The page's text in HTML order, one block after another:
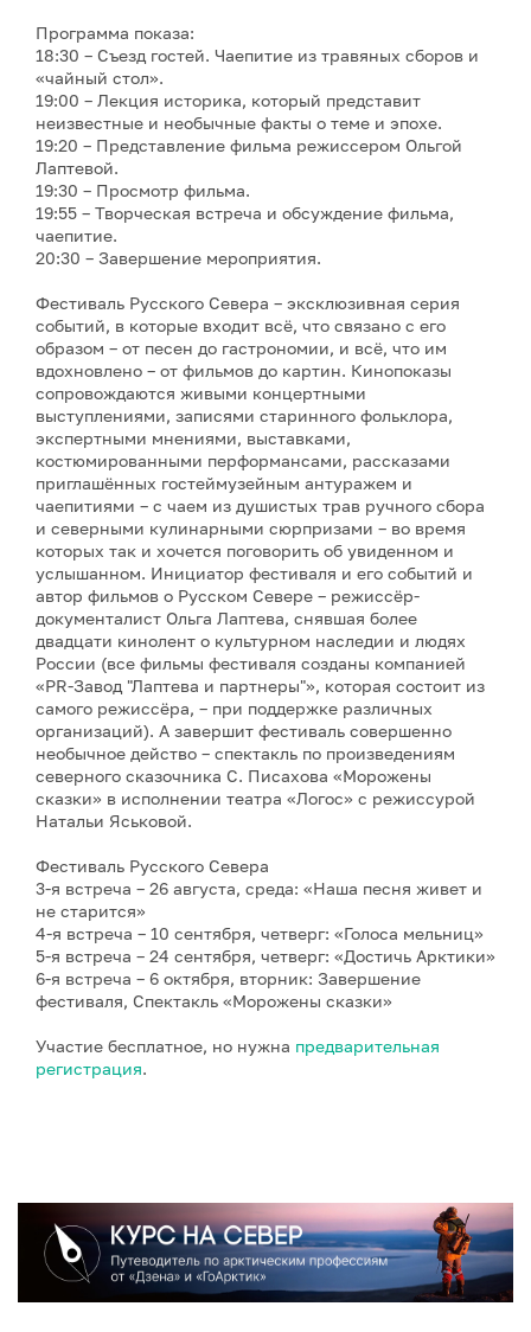
Программа показа:
18:30 – Съезд гостей. Чаепитие из травяных сборов и
«чайный стол».
19:00 – Лекция историка, который представит
неизвестные и необычные факты о теме и эпохе.
19:20 – Представление фильма режиссером Ольгой
Лаптевой.
19:30 – Просмотр фильма.
19:55 – Творческая встреча и обсуждение фильма,
чаепитие.
20:30 – Завершение мероприятия.
Фестиваль Русского Севера – эксклюзивная серия
событий, в которые входит всё, что связано с его
образом – от песен до гастрономии, и всё, что им
вдохновлено – от фильмов до картин. Кинопоказы
сопровождаются живыми концертными
выступлениями, записями старинного фольклора,
экспертными мнениями, выставками,
костюмированными перформансами, рассказами
приглашённых гостеймузейным антуражем и
чаепитиями – с чаем из душистых трав ручного сбора
и северными кулинарными сюрпризами – во время
которых так и хочется поговорить об увиденном и
услышанном. Инициатор фестиваля и его событий и
автор фильмов о Русском Севере – режиссёр-
документалист Ольга Лаптева, снявшая более
двадцати кинолент о культурном наследии и людях
России (все фильмы фестиваля созданы компанией
«PR-Завод "Лаптева и партнеры"», которая состоит из
самого режиссёра, – при поддержке различных
организаций). А завершит фестиваль совершенно
необычное действо – спектакль по произведениям
северного сказочника С. Писахова «Морожены
сказки» в исполнении театра «Логос» с режиссурой
Натальи Яськовой.
Фестиваль Русского Севера
3-я встреча – 26 августа, среда: «Наша песня живет и
не старится»
4-я встреча – 10 сентября, четверг: «Голоса мельниц»
5-я встреча – 24 сентября, четверг: «Достичь Арктики»
6-я встреча – 6 октября, вторник: Завершение
фестиваля, Спектакль «Морожены сказки»
Участие бесплатное, но нужна предварительная
регистрация.